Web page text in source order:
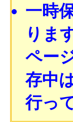
一時
りま
ペー
存中
行っ